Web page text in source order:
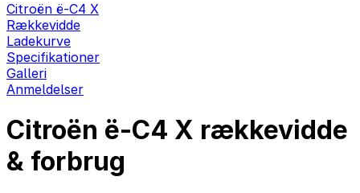
Citroën ë-C4 X
Rækkevidde
Ladekurve
Specifikationer
Galleri
Anmeldelser
Citroën ë-C4 X rækkevidde
& forbrug